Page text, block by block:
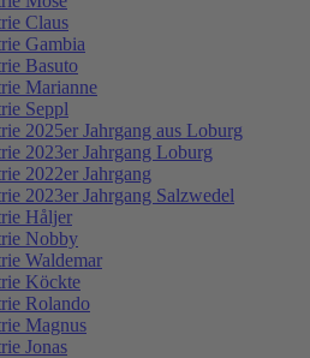
Claus
Gambia
Basuto
Marianne
Seppl
2025er Jahrgang aus Loburg
2023er Jahrgang Loburg
2022er Jahrgang
2023er Jahrgang Salzwedel
Håljer
Nobby
Waldemar
Köckte
Rolando
Magnus
Jonas